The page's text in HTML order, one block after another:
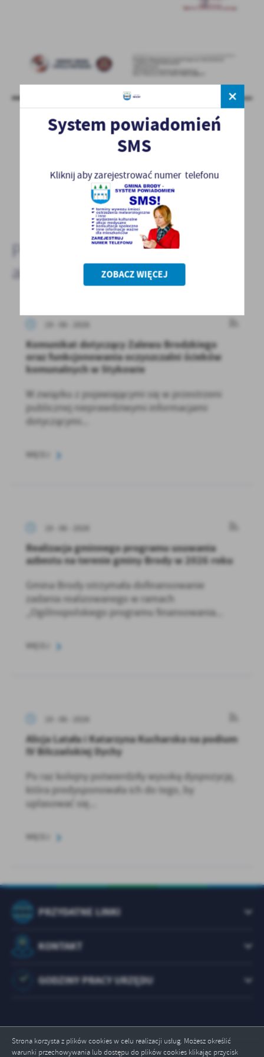
Strona korzysta z plików cookies w celu realizacji usług. Możesz określić
warunki przechowywania lub dostępu do plików cookies klikając przycisk
POWRÓT
POPRZEDNI NASTĘPNY
Pozostałe
aktualności
19 - 06 - 2026
Komunikat dotyczący Zalewu Brodzkiego
oraz funkcjonowania oczyszczalni ścieków
komunalnych w Stykowie
W związku z pojawiającymi się w przestrzeni
publicznej nieprawdziwymi informacjami
dotyczącymi...
19 - 06 - 2026
Realizacja gminnego programu usuwania
azbestu na terenie gminy Brody w 2026 roku
Gmina Brody otrzymała dofinansowanie
zadania realizowanego w ramach
,,Ogólnopolskiego programu finansowania...
19 - 06 - 2026
Alicja Latała i Katarzyna Kucharska na podium
IV Bilczańskiej Dychy
Po raz kolejny potwierdziły wysoką dyspozycję,
która predysponowała ich do tego, by
uplasować się...
PRZYDATNE LINKI
KONTAKT
GODZINY PRACY URZĘDU
System powiadomień
SMS
Kliknij aby zarejestrować numer telefonu
ZOBACZ WIĘCEJ